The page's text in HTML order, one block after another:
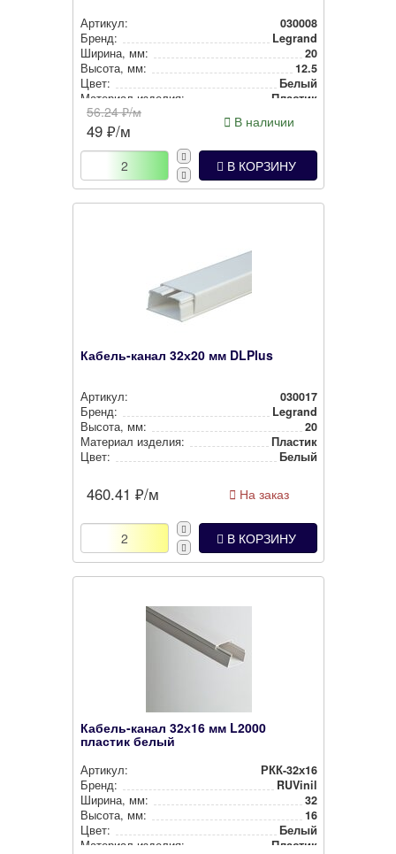
Артикул:
030008
Бренд:
Legrand
Ширина, мм:
20
Высота, мм:
12.5
Цвет:
Белый
Материал изделия:
Пластик
56.24₽/м
49 ₽/м В наличии
В КОРЗИНУ
Кабель-канал 32х20 мм DLPlus
Артикул:
030017
Бренд:
Legrand
Высота, мм:
20
Материал изделия:
Пластик
Цвет:
Белый
460.41 ₽/м На заказ
В КОРЗИНУ
Кабель-канал 32х16 мм L2000
пластик белый
Артикул:
РКК-32х16
Бренд:
RUVinil
Ширина, мм:
32
Высота, мм:
16
Цвет:
Белый
Материал изделия:
Пластик